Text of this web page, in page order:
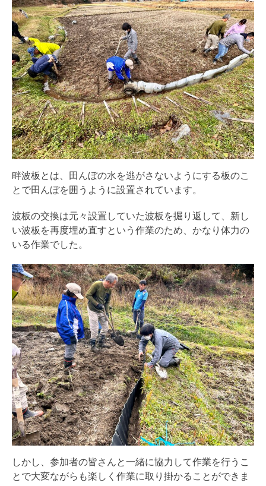
畔波板とは、田んぼの水を逃がさないようにする板のこ
とで田んぼを囲うように設置されています。
波板の交換は元々設置していた波板を掘り返して、新し
い波板を再度埋め直すという作業のため、かなり体力の
いる作業でした。
しかし、参加者の皆さんと一緒に協力して作業を行うこ
とで大変ながらも楽しく作業に取り掛かることができま